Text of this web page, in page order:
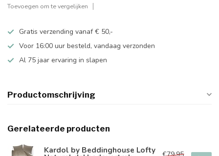
Toevoegen om te vergelijken
Gratis verzending vanaf € 50,-
Voor 16:00 uur besteld, vandaag verzonden
Al 75 jaar ervaring in slapen
Productomschrijving
Gerelateerde producten
Kardol by Beddinghouse Lofty
€79,95